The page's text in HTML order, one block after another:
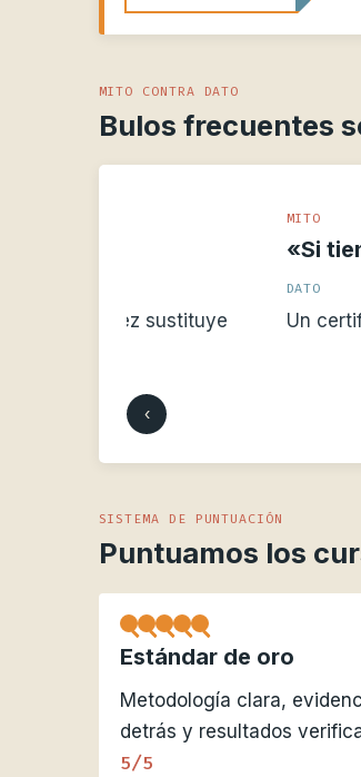
MITO CONTRA DATO
Bulos frecuentes
«Si tiene
Un certificado no
‹
SISTEMA DE PUNTUACIÓN
Puntuamos los
Estándar de oro
Metodología clara,
detrás y resultados
5/5